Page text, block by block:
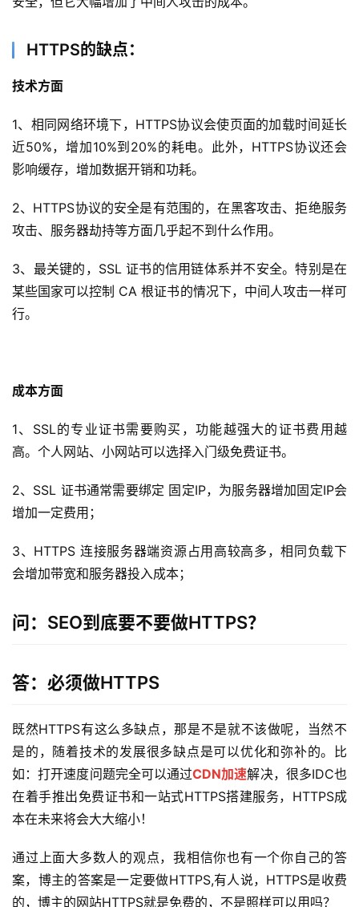
HTTPS的缺点：
技术方面
1、相同网络环境下，HTTPS协议会使页面的加载时间延长
近50%，增加10%到20%的耗电。此外，HTTPS协议还会
影响缓存，增加数据开销和功耗。
2、HTTPS协议的安全是有范围的，在黑客攻击、拒绝服务
攻击、服务器劫持等方面几乎起不到什么作用。
3、最关键的，SSL 证书的信用链体系并不安全。特别是在
某些国家可以控制 CA 根证书的情况下，中间人攻击一样可
行。
成本方面
1、SSL的专业证书需要购买，功能越强大的证书费用越
高。个人网站、小网站可以选择入门级免费证书。
2、SSL 证书通常需要绑定 固定IP，为服务器增加固定IP会
增加一定费用；
3、HTTPS 连接服务器端资源占用高较高多，相同负载下
会增加带宽和服务器投入成本；
问：SEO到底要不要做HTTPS？
答：必须做HTTPS
既然HTTPS有这么多缺点，那是不是就不该做呢，当然不
是的，随着技术的发展很多缺点是可以优化和弥补的。比
如：打开速度问题完全可以通过CDN加速解决，很多IDC也
在着手推出免费证书和一站式HTTPS搭建服务，HTTPS成
本在未来将会大大缩小！
通过上面大多数人的观点，我相信你也有一个你自己的答
案，博主的答案是一定要做HTTPS,有人说，HTTPS是收费
的，博主的网站HTTPS就是免费的，不是照样可以用吗？